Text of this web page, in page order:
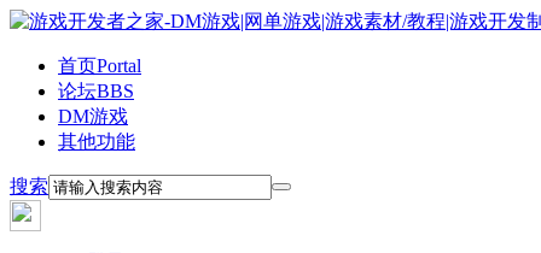
首页Portal
论坛BBS
DM游戏
其他功能
搜索